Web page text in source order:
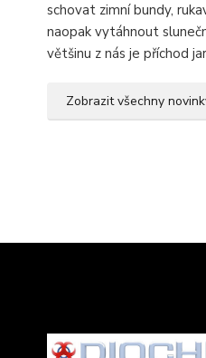
schovat zimní bundy,
naopak vytáhnout
většinu z nás je příchod
Zobrazit všechny